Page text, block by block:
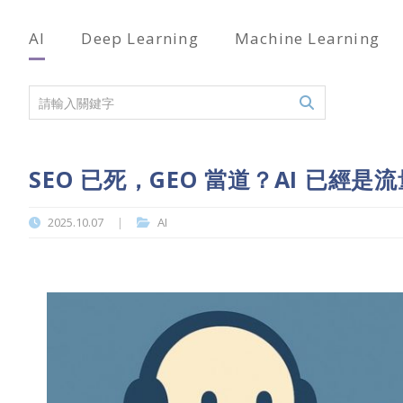
AI Deep Learning Machine Learning
SEO 已死，GEO 當道？AI 已經是
2025.10.07 | AI